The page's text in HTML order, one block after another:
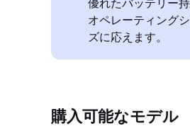
優れたバッテリー
オペレーティング
ズに応えます。
購入可能なモデル